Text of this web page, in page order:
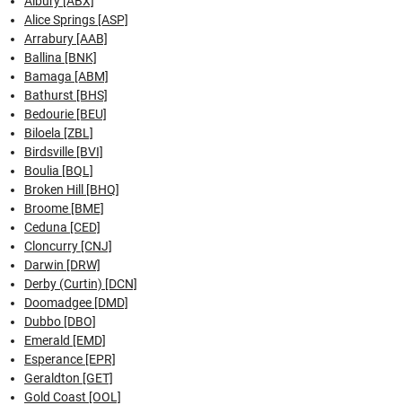
Alice Springs [ASP]
Arrabury [AAB]
Ballina [BNK]
Bamaga [ABM]
Bathurst [BHS]
Bedourie [BEU]
Biloela [ZBL]
Birdsville [BVI]
Boulia [BQL]
Broken Hill [BHQ]
Broome [BME]
Ceduna [CED]
Cloncurry [CNJ]
Darwin [DRW]
Derby (Curtin) [DCN]
Doomadgee [DMD]
Dubbo [DBO]
Emerald [EMD]
Esperance [EPR]
Geraldton [GET]
Gold Coast [OOL]